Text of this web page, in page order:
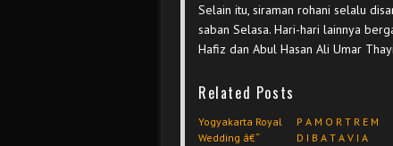
Selain itu, siraman rohani selalu
saban Selasa. Hari-hari lainnya
Hafiz dan Abul Hasan Ali Umar
Related Posts
Yogyakarta Royal
Wedding â€“
P A M O R T R E M
D I B A T A V I A